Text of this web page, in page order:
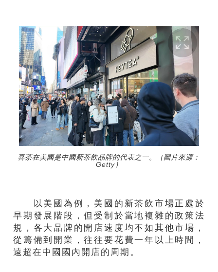
喜茶在美國是中國新茶飲品牌的代表之一。（圖片來源：
Getty）
以美國為例，美國的新茶飲市場正處於
早期發展階段，但受制於當地複雜的政策法
規，各大品牌的開店速度均不如其他市場，
從籌備到開業，往往要花費一年以上時間，
遠超在中國國內開店的周期。